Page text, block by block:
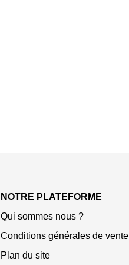
NOTRE PLATEFORME
Qui sommes nous ?
Conditions générales de vente
Plan du site